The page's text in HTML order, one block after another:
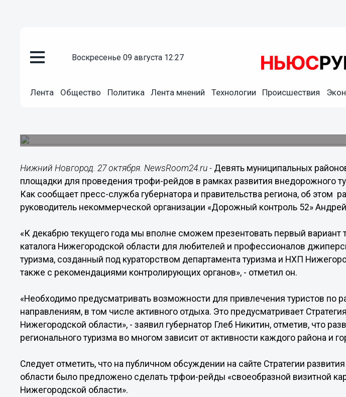
воскресенье 09 августа 12:27
Лента Общество Политика Лента мнений Технологии Происшествия
Общество
Трофи-рейды могут пройти в девяти районах
Нижний Новгород. 27 октября. NewsRoom24.ru - Девять муниципальных
площадки для проведения трофи-рейдов в рамках развития внедорожного
Как сообщает пресс-служба губернатора и правительства региона, об этом
руководитель некоммерческой организации «Дорожный контроль 52»
«К декабрю текущего года мы вполне сможем презентовать первый вариант
каталога Нижегородской области для любителей и профессионалов
туризма, созданный под кураторством департамента туризма и НХП
также с рекомендациями контролирующих органов», - отметил он.
«Необходимо предусматривать возможности для привлечения туристов по
направлениям, в том числе активного отдыха. Это предусматривает
Нижегородской области», - заявил губернатор Глеб Никитин, отметив, что
регионального туризма во многом зависит от активности каждого района и
Следует отметить, что на публичном обсуждении на сайте Стратегии
области было предложено сделать трфои-рейды «своеобразной визитной
Нижегородской области».